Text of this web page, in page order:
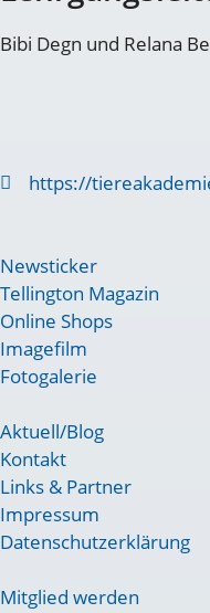
Bibi Degn und Relana
https://
Newsticker
Tellington Magazin
Online Shops
Imagefilm
Fotogalerie
Aktuell/Blog
Kontakt
Links & Partner
Impressum
Datenschutzerklärung
Mitglied werden